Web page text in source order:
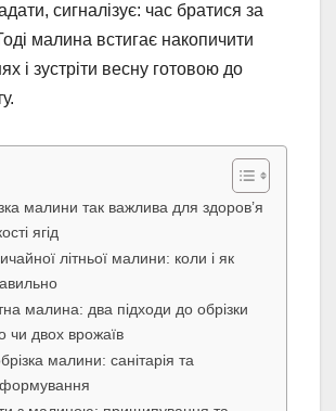
сигналізує: час братися за
малина встигає накопичити
і зустріти весну готовою до
малини так важлива для здоров’я
ягід
літньої малини: коли і як
малина: два підходи до обрізки
чи двох врожаїв
малини: санітарія та